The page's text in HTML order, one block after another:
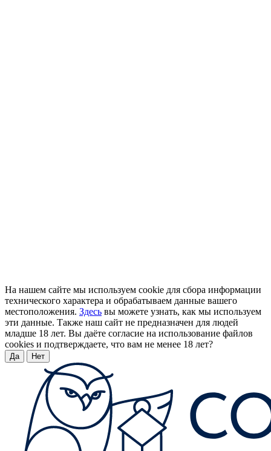
На нашем сайте мы используем cookie для сбора информации
технического характера и обрабатываем данные вашего
местоположения. Здесь вы можете узнать, как мы используем
эти данные. Также наш сайт не предназначен для людей
младше 18 лет. Вы даёте согласие на использование файлов
cookies и подтверждаете, что вам не менее 18 лет?
Да Нет